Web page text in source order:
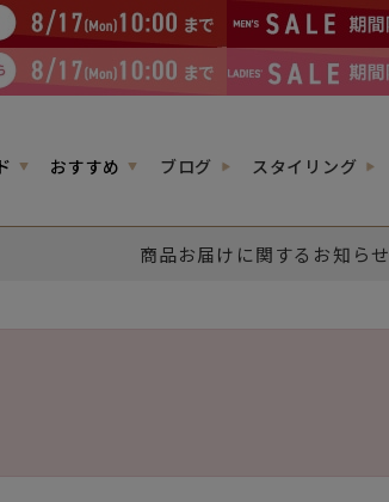
おすすめ ブログ スタイリング
商品お届けに関するお知らせ